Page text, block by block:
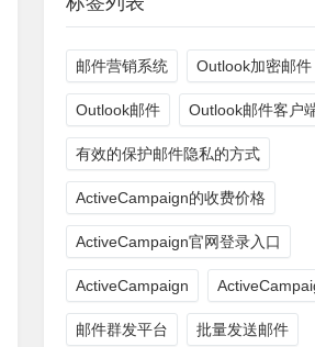
邮件营销系统 Outlook加密邮件
Outlook邮件 Outlook邮件客户
有效的保护邮件隐私的方式
ActiveCampaign的收费价格
ActiveCampaign官网登录入口
ActiveCampaign
邮件群发平台 批量发送邮件